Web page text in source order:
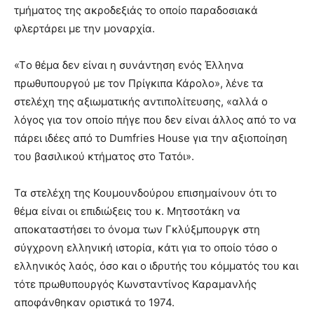
τμήματος της ακροδεξιάς το οποίο παραδοσιακά
φλερτάρει με την μοναρχία.
«Tο θέμα δεν είναι η συνάντηση ενός Έλληνα
πρωθυπουργού με τον Πρίγκιπα Κάρολο», λένε τα
στελέχη της αξιωματικής αντιπολίτευσης, «αλλά ο
λόγος για τον οποίο πήγε που δεν είναι άλλος από το να
πάρει ιδέες από το Dumfries House για την αξιοποίηση
του βασιλικού κτήματος στο Τατόι».
Τα στελέχη της Κουμουνδούρου επισημαίνουν ότι το
θέμα είναι οι επιδιώξεις του κ. Μητσοτάκη να
αποκαταστήσει το όνομα των Γκλύξμπουργκ στη
σύγχρονη ελληνική ιστορία, κάτι για το οποίο τόσο ο
ελληνικός λαός, όσο και ο ιδρυτής του κόμματός του και
τότε πρωθυπουργός Κωνσταντίνος Καραμανλής
αποφάνθηκαν οριστικά το 1974.